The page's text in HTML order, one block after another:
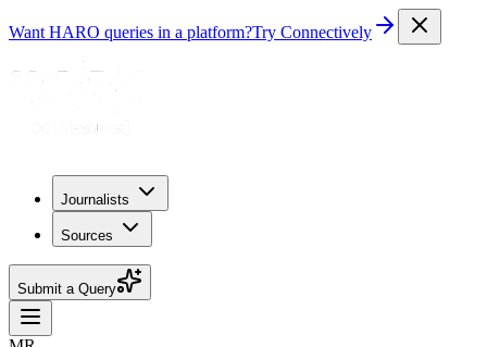
Want HARO queries in a platform?Try Connectively
Journalists
Sources
Submit a Query